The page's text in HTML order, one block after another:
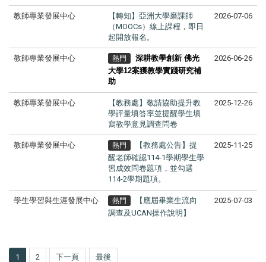
教師專業發展中心
【轉知】亞洲大學磨課師
（MOOCs）線上課程，即日
起開放報名。
2026-07-06
教師專業發展中心 熱門
深耕教學創新 佛光
大學12案獲教學實踐研究補
助
2026-06-26
教師專業發展中心
【教務處】敬請協助提升教
學評量填答率並提醒學生填
寫教學意見調查問卷
2025-12-26
教師專業發展中心 熱門
【教務處公告】提
醒老師確認114-1學期學生學
習成效問卷題項，並勾選
114-2學期題項。
2025-11-25
學生學習與生涯發展中心 熱門
【應屆畢業生流向
調查及UCAN操作說明】
2025-07-03
1 2 下一頁 最後